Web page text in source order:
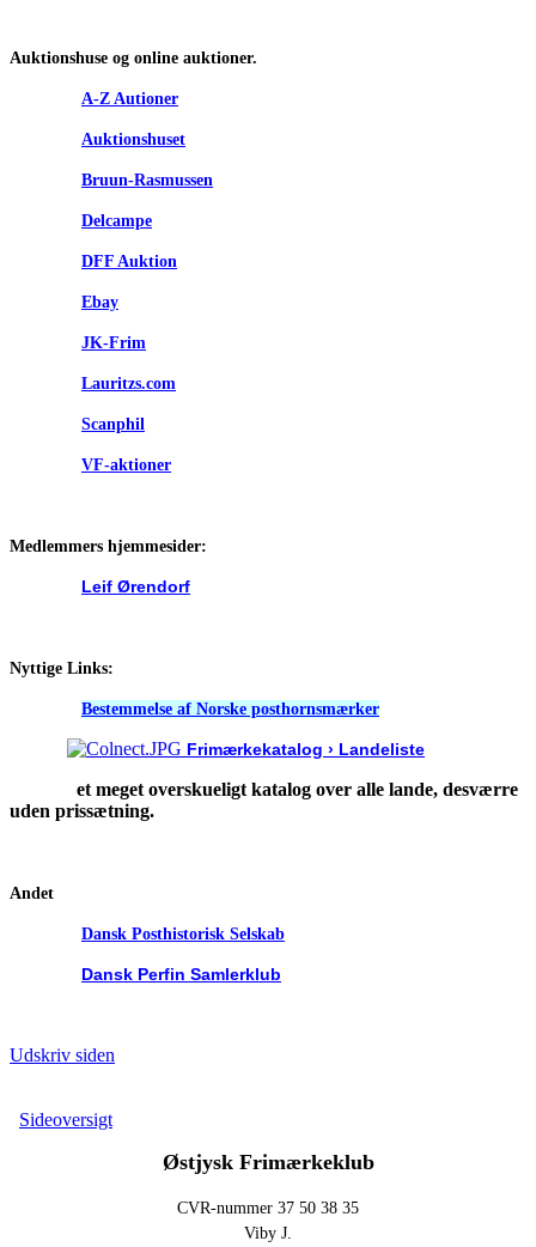
Auktionshuse og online auktioner.
A-Z Autioner
Auktionshuset
Bruun-Rasmussen
Delcampe
DFF Auktion
Ebay
JK-Frim
Lauritzs.com
Scanphil
VF-aktioner
Medlemmers hjemmesider:
Leif Ørendorf
Nyttige Links:
Bestemmelse af Norske posthornsmærker
Frimærkekatalog › Landeliste
et meget overskueligt katalog over alle lande, desværre
uden prissætning.
Andet
Dansk Posthistorisk Selskab
Dansk Perfin Samlerklub
Udskriv siden
Sideoversigt
ØstjyskFrimærkeklub
CVR-nummer 37 50 38 35
Viby J.